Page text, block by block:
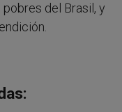
del Brasil, y